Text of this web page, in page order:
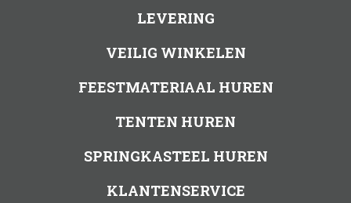
LEVERING
VEILIG WINKELEN
FEESTMATERIAAL HUREN
TENTEN HUREN
SPRINGKASTEEL HUREN
KLANTENSERVICE